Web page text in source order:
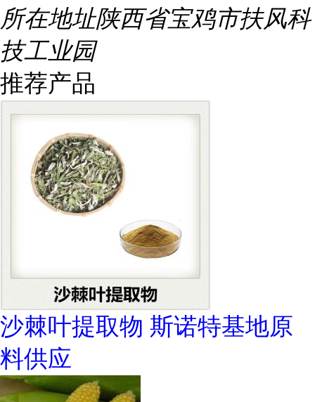
所在地址陕西省宝鸡市扶风科
技工业园
推荐产品
沙棘叶提取物 斯诺特基地原
料供应